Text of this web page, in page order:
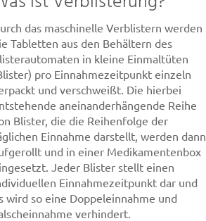
das maschinelle Verblistern werden
Tabletten aus den Behältern des
in kleine Einmaltüten
pro Einnahmezeitpunkt einzeln
und verschweißt. Die hierbei
aneinanderhängende Reihe
Blister, die die Reihenfolge der
Einnahme darstellt, werden dann
und in einer Medikamentenbox
Jeder Blister stellt einen
Einnahmezeitpunkt dar und
wird so eine Doppeleinnahme und
verhindert.